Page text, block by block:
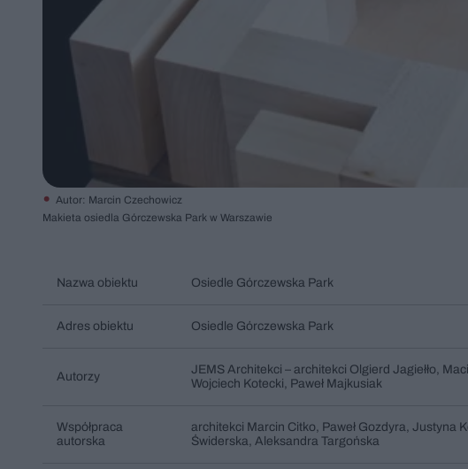
Autor: Marcin Czechowicz
Makieta osiedla Górczewska Park w Warszawie
Nazwa obiektu Osiedle Górczewska Park
Adres obiektu Osiedle Górczewska Park
Autorzy
JEMS Architekci – architekci Olgierd Jagiełło,
Wojciech Kotecki, Paweł Majkusiak
Współpraca
autorska
architekci Marcin Citko, Paweł Gozdyra, Justyna
Świderska, Aleksandra Targońska